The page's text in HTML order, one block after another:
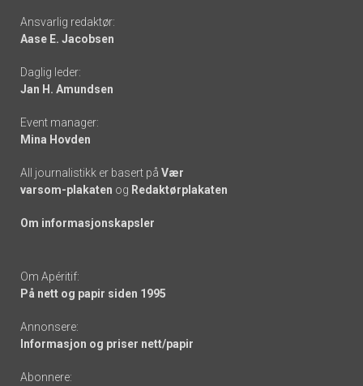
Footer
-
links
Ansvarlig redaktør:
Aase E. Jacobsen
Daglig leder:
Jan H. Amundsen
Event manager:
Mina Hovden
All journalistikk er basert på Vær
varsom-plakaten og Redaktørplakaten
Om informasjonskapsler
Om Apéritif:
På nett og papir siden 1995
Annonsere:
Informasjon og priser nett/papir
Abonnere: